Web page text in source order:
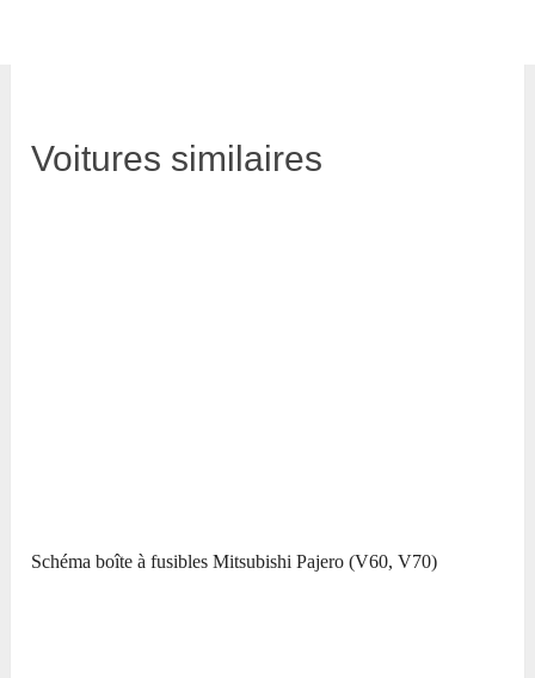
Voitures similaires
Schéma boîte à fusibles Mitsubishi Pajero (V60, V70)